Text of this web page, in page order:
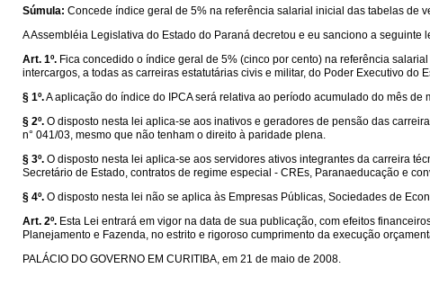
Súmula: Concede índice geral de 5% na referência salarial inicial das tabelas de
A Assembléia Legislativa do Estado do Paraná decretou e eu sanciono a seguinte
Art. 1º. Fica concedido o índice geral de 5% (cinco por cento) na referência
intercargos, a todas as carreiras estatutárias civis e militar, do Poder Executivo do
§ 1º.A aplicação do índice do IPCA será relativa ao período acumulado do mês
§ 2º. O disposto nesta lei aplica-se aos inativos e geradores de pensão das
n° 041/03, mesmo que não tenham o direito à paridade plena.
§ 3º. O disposto nesta lei aplica-se aos servidores ativos integrantes da carreira
Secretário de Estado, contratos de regime especial - CREs, Paranaeducação e
§ 4º. O disposto nesta lei não se aplica às Empresas Públicas, Sociedades de
Art. 2º. Esta Lei entrará em vigor na data de sua publicação, com efeitos
Planejamento e Fazenda, no estrito e rigoroso cumprimento da execução
PALÁCIO DO GOVERNO EM CURITIBA, em 21 de maio de 2008.